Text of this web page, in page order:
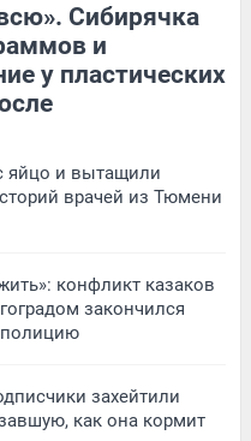
Сибирячка
и
у пластических
яйцо и вытащили
врачей из Тюмени
конфликт казаков
закончился
захейтили
как она кормит